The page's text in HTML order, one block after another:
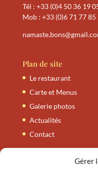
Gérer
Tél : +33 (0)4 50 36 19
Mob : +33 (0)6 71 77 85
Plan de site
Le restaurant
Carte et Menus
Galerie photos
Actualités
Contact